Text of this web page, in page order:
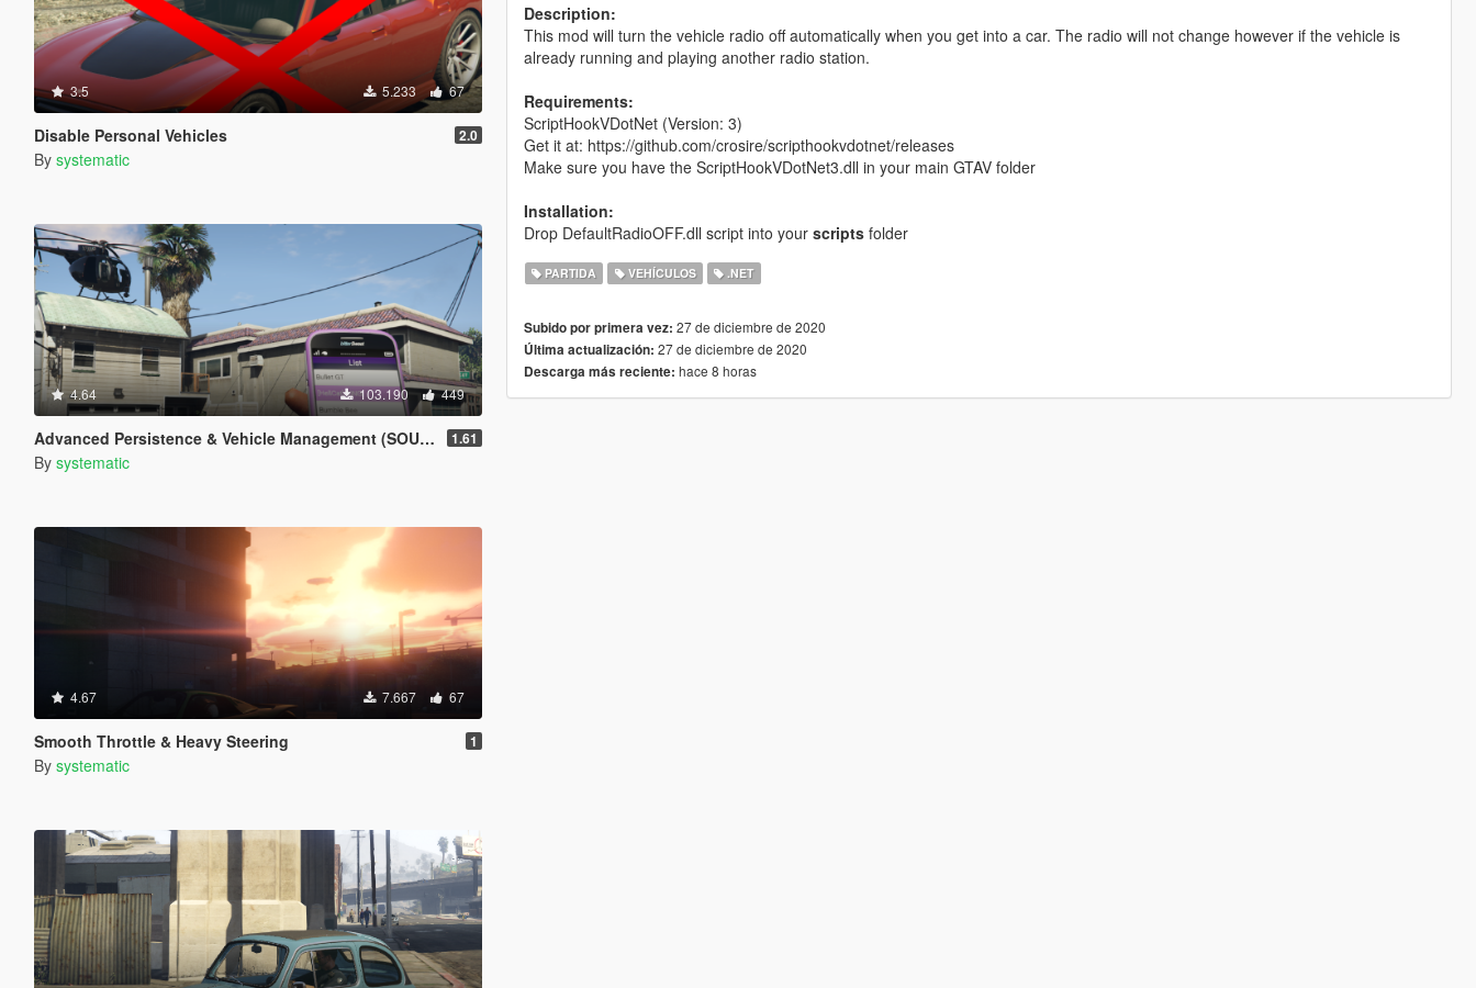
3.5 5.233 67
Disable Personal Vehicles 2.0
By systematic
4.64 103.190 449
Advanced Persistence & Vehicle Management (SOURCE AVAILABLE) 1.61
By systematic
4.67 7.667 67
Smooth Throttle & Heavy Steering 1
By systematic
Description:
This mod will turn the vehicle radio off automatically when you get into a car. The radio will not change however if the vehicle is
already running and playing another radio station.
Requirements:
ScriptHookVDotNet (Version: 3)
Get it at: https://github.com/crosire/scripthookvdotnet/releases
Make sure you have the ScriptHookVDotNet3.dll in your main GTAV folder
Installation:
Drop DefaultRadioOFF.dll script into your scriptsfolder
PARTIDA VEHÍCULOS .NET
Subido por primera vez: 27 de diciembre de 2020
Última actualización: 27 de diciembre de 2020
Descarga más reciente: hace 8 horas